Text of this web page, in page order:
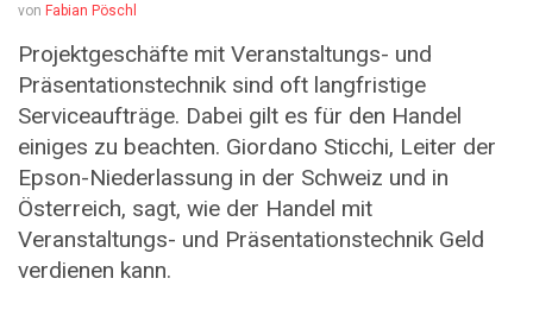
von Fabian Pöschl
Projektgeschäfte mit Veranstaltungs- und
Präsentationstechnik sind oft langfristige
Serviceaufträge. Dabei gilt es für den Handel
einiges zu beachten. Giordano Sticchi, Leiter der
Epson-Niederlassung in der Schweiz und in
Österreich, sagt, wie der Handel mit
Veranstaltungs- und Präsentationstechnik Geld
verdienen kann.